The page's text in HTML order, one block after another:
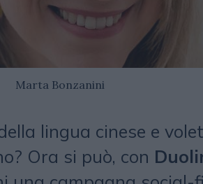
Marta Bonzanini
lingua cinese e
Ora si può, con